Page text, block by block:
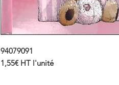
94079091
1,55€ HT l'unité